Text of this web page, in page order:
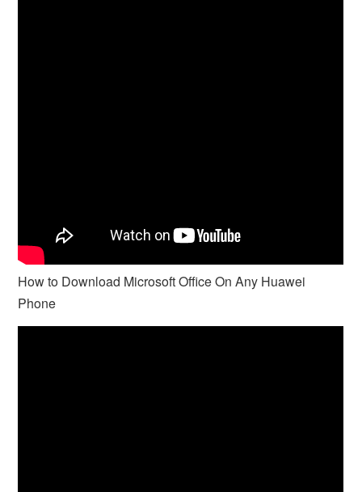
How to Download Microsoft Office On Any Huawei
Phone